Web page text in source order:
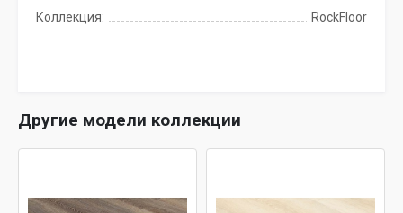
Коллекция:
RockFloor
Другие модели коллекции